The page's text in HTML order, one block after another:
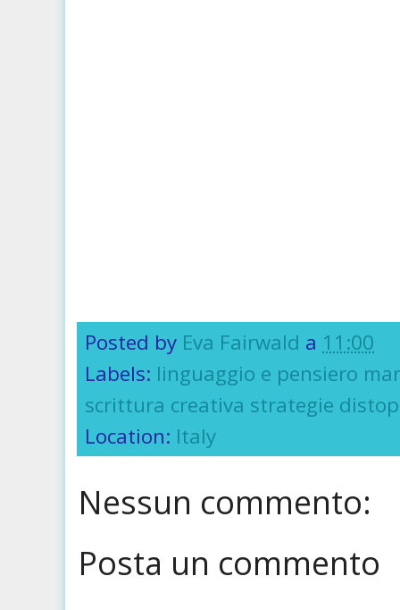
Posted by Eva Fairwald a 11:00
Labels: linguaggio e pensiero
scrittura creativa strategie
Location: Italy
Nessun commento:
Posta un commento